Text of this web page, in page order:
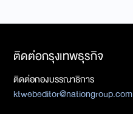
ติดต่อกรุงเทพธุรกิจ
ติดต่อกองบรรณาธิการ
ktwebeditor@nationgroup.com